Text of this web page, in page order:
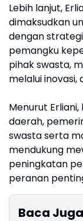
Lebih lanjut,
dimaksudkan
dengan
pemangku
pihak swasta,
melalui inovasi,
Menurut
daerah,
swasta serta
mendukung
peningkatan
peranan
Baca Juga